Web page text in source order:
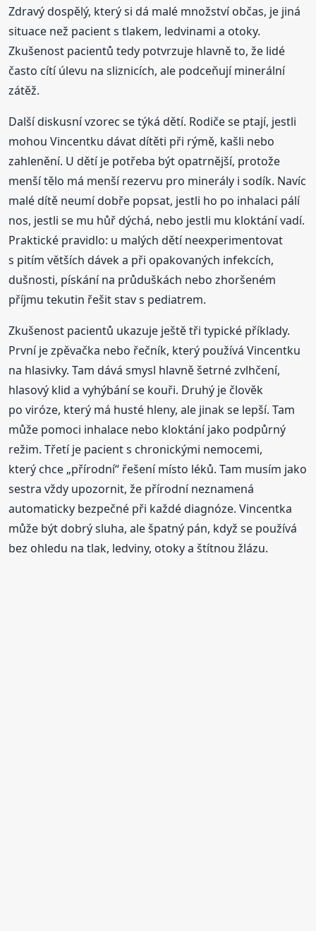
Zdravý dospělý, který si dá malé množství občas, je jiná
situace než pacient s tlakem, ledvinami a otoky.
Zkušenost pacientů tedy potvrzuje hlavně to, že lidé
často cítí úlevu na sliznicích, ale podceňují minerální
zátěž.
Další diskusní vzorec se týká dětí. Rodiče se ptají, jestli
mohou Vincentku dávat dítěti při rýmě, kašli nebo
zahlenění. U dětí je potřeba být opatrnější, protože
menší tělo má menší rezervu pro minerály i sodík. Navíc
malé dítě neumí dobře popsat, jestli ho po inhalaci pálí
nos, jestli se mu hůř dýchá, nebo jestli mu kloktání vadí.
Praktické pravidlo: u malých dětí neexperimentovat
s pitím větších dávek a při opakovaných infekcích,
dušnosti, pískání na průduškách nebo zhoršeném
příjmu tekutin řešit stav s pediatrem.
Zkušenost pacientů ukazuje ještě tři typické příklady.
První je zpěvačka nebo řečník, který používá Vincentku
na hlasivky. Tam dává smysl hlavně šetrné zvlhčení,
hlasový klid a vyhýbání se kouři. Druhý je člověk
po viróze, který má husté hleny, ale jinak se lepší. Tam
může pomoci inhalace nebo kloktání jako podpůrný
režim. Třetí je pacient s chronickými nemocemi,
který chce „přírodní“ řešení místo léků. Tam musím jako
sestra vždy upozornit, že přírodní neznamená
automaticky bezpečné při každé diagnóze. Vincentka
může být dobrý sluha, ale špatný pán, když se používá
bez ohledu na tlak, ledviny, otoky a štítnou žlázu.